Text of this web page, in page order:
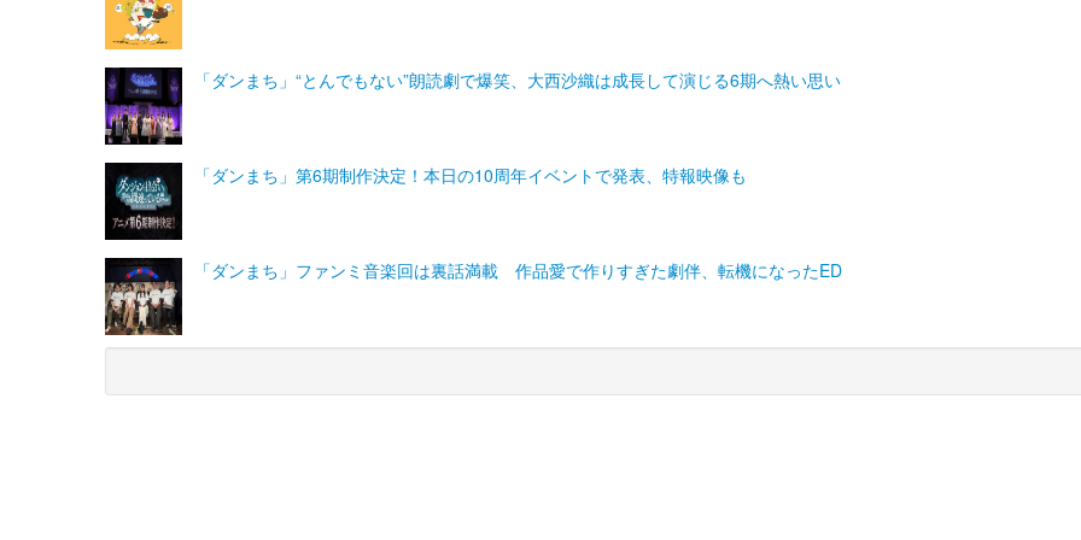
「ダンまち」“とんでもない”朗読劇で爆笑、大西沙織は成長して演じる6期へ熱い思い
「ダンまち」第6期制作決定！本日の10周年イベントで発表、特報映像も
「ダンまち」ファンミ音楽回は裏話満載 作品愛で作りすぎた劇伴、転機になったED